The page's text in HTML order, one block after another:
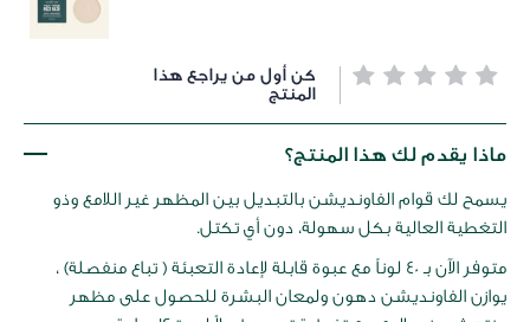
تخطي
بداية
معرض
كن أول من يراجع هذا
المنتج
ماذا يقدم لك هذا المنتج؟
يسمح لك قوام الفاونديشن بالتبديل بين المظهر غير اللامع وذو
التغطية العالية بكل سهولة، دون أي تكتل.
متوفر الآن بـ 40 لوناً مع عبوة قابلة لإعادة التعبئة ( تباع منفصلة) ،
يوازن الفاونديشن دهون ولمعان البشرة للحصول على مظهر